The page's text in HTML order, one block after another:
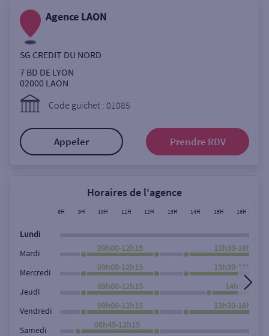
Coffre-fort
Ville / Code postal
Rechercher
Agence LAON
SG CREDIT DU NORD
7 BD DE LYON
02000 LAON
Code guichet : 01085
Appeler Prendre RDV
Horaires de l'agence
8H 9H 10H 11H 12H 13H 14H 15H 16H
Lundi
Mardi
09h00-12h15 13h30-18h00
Mercredi
09h00-12h15 13h30-18h00
Jeudi
09h00-12h15 14h30-
Vendredi
09h00-12h15 13h30-18h00
Samedi
08h45-12h15